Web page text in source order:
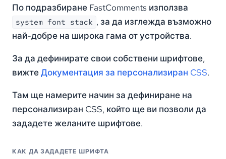
По подразбиране FastComments използва
system font stack , за да изглежда възможно
най-добре на широка гама от устройства.
За да дефинирате свои собствени шрифтове,
вижтеДокументация за персонализиран CSS.
Там ще намерите начин за дефиниране на
персонализиран CSS, който ще ви позволи да
зададете желаните шрифтове.
КАК ДА ЗАДАДЕТЕ ШРИФТА